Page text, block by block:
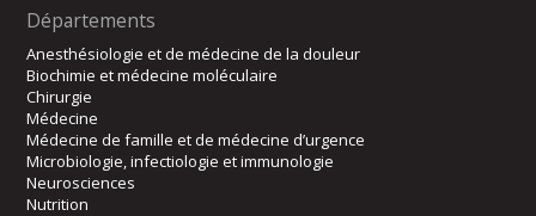
Départements
Anesthésiologie et de médecine de la douleur
Biochimie et médecine moléculaire
Chirurgie
Médecine
Médecine de famille et de médecine d’urgence
Microbiologie, infectiologie et immunologie
Neurosciences
Nutrition